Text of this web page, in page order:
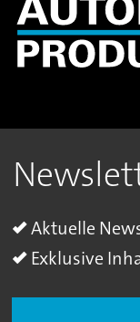
Aktuelle
Exklusive